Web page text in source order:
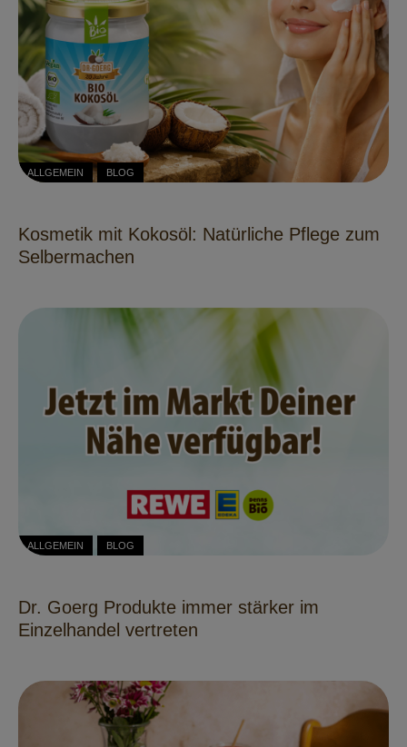
ALLGEMEIN BLOG
Kosmetik mit Kokosöl: Natürliche Pflege zum
Selbermachen
ALLGEMEIN BLOG
Dr. Goerg Produkte immer stärker im
Einzelhandel vertreten